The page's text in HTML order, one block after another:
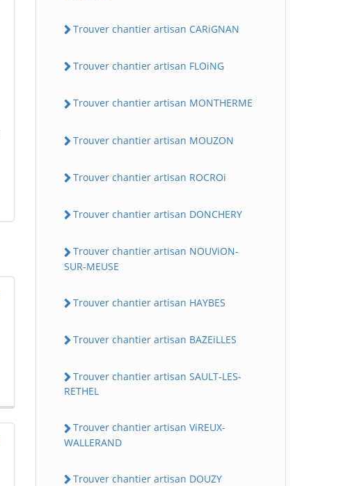
Trouver chantier artisan CARiGNAN
Trouver chantier artisan FLOiNG
Trouver chantier artisan MONTHERME
Trouver chantier artisan MOUZON
Trouver chantier artisan ROCROi
Trouver chantier artisan DONCHERY
Trouver chantier artisan NOUViON-
SUR-MEUSE
Trouver chantier artisan HAYBES
Trouver chantier artisan BAZEiLLES
Trouver chantier artisan SAULT-LES-
RETHEL
Trouver chantier artisan ViREUX-
WALLERAND
Trouver chantier artisan DOUZY